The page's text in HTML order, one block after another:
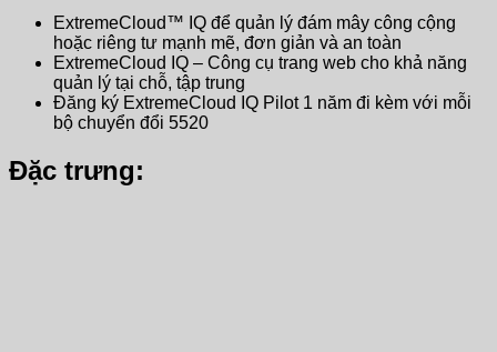
ExtremeCloud™ IQ để quản lý đám mây công cộng
hoặc riêng tư mạnh mẽ, đơn giản và an toàn
ExtremeCloud IQ – Công cụ trang web cho khả năng
quản lý tại chỗ, tập trung
Đăng ký ExtremeCloud IQ Pilot 1 năm đi kèm với mỗi
bộ chuyển đổi 5520
Đặc trưng: